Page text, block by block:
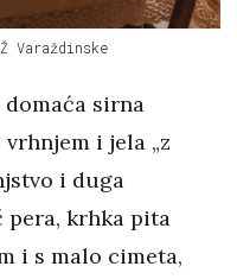
Varaždinske
sirna
i jela „z
i duga
pera, krhka pita
i s malo cimeta,